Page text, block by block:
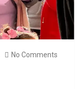
No Comments